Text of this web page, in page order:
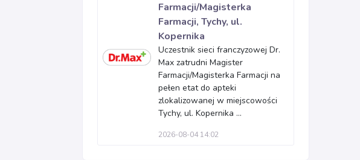
Farmacji/Magisterka
Farmacji, Tychy, ul.
Kopernika
Uczestnik sieci franczyzowej Dr.
Max zatrudni Magister
Farmacji/Magisterka Farmacji na
pełen etat do apteki
zlokalizowanej w miejscowości
Tychy, ul. Kopernika ...
2026-08-04 14:02